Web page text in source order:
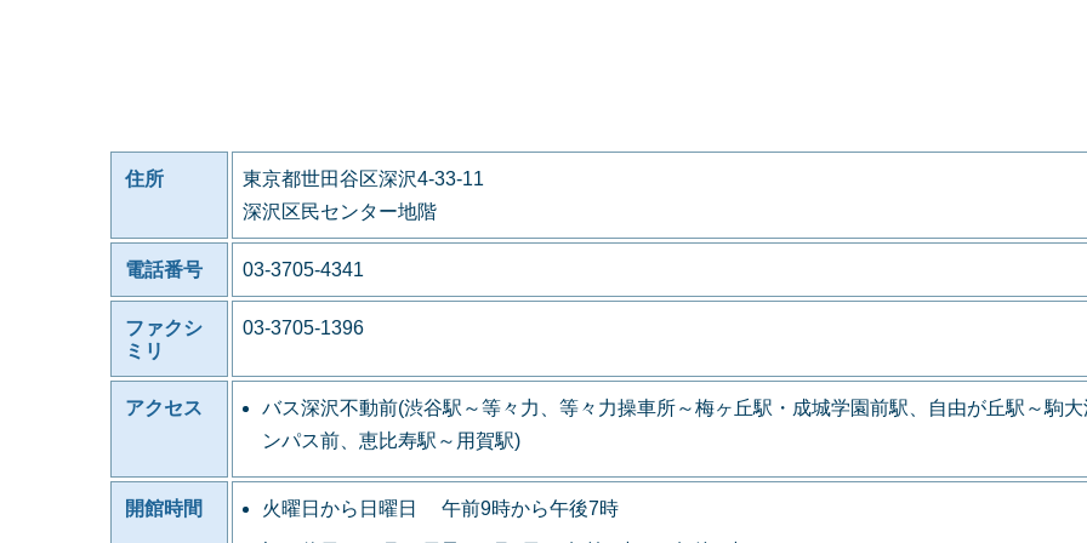
住所
東京都世田谷区深沢4-33-11
深沢区民センター地階
電話番号 03-3705-4341
ファクシ
ミリ
03-3705-1396
アクセス
バス深沢不動前(渋谷駅～等々力、等々力操車所～梅ヶ丘駅・成城学園前駅、自由が丘駅～駒
ンパス前、恵比寿駅～用賀駅)
開館時間 火曜日から日曜日 午前9時から午後7時